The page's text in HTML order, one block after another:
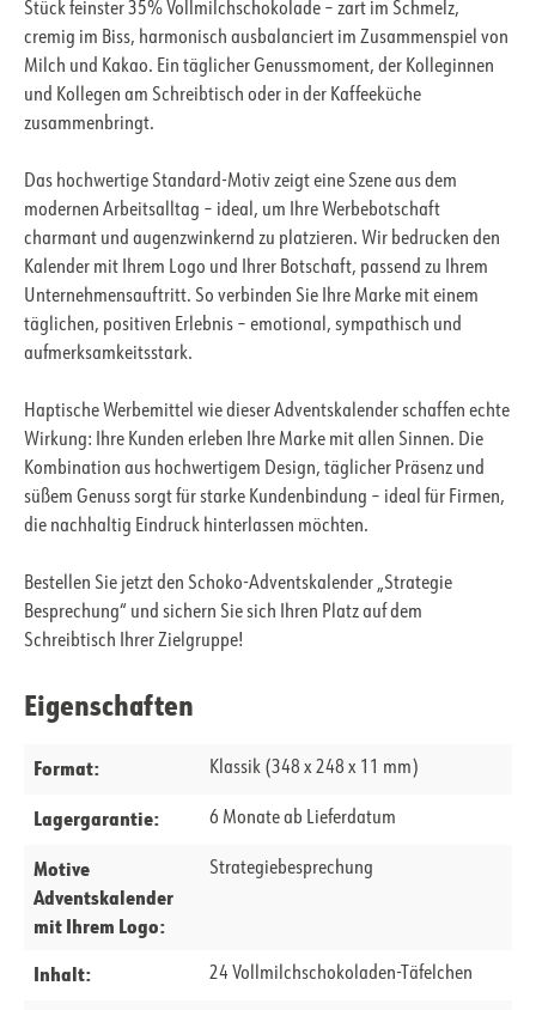
Stück feinster 35% Vollmilchschokolade – zart im Schmelz,
cremig im Biss, harmonisch ausbalanciert im Zusammenspiel von
Milch und Kakao. Ein täglicher Genussmoment, der Kolleginnen
und Kollegen am Schreibtisch oder in der Kaffeeküche
zusammenbringt.
Das hochwertige Standard-Motiv zeigt eine Szene aus dem
modernen Arbeitsalltag – ideal, um Ihre Werbebotschaft
charmant und augenzwinkernd zu platzieren. Wir bedrucken den
Kalender mit Ihrem Logo und Ihrer Botschaft, passend zu Ihrem
Unternehmensauftritt. So verbinden Sie Ihre Marke mit einem
täglichen, positiven Erlebnis – emotional, sympathisch und
aufmerksamkeitsstark.
Haptische Werbemittel wie dieser Adventskalender schaffen echte
Wirkung: Ihre Kunden erleben Ihre Marke mit allen Sinnen. Die
Kombination aus hochwertigem Design, täglicher Präsenz und
süßem Genuss sorgt für starke Kundenbindung – ideal für Firmen,
die nachhaltig Eindruck hinterlassen möchten.
Bestellen Sie jetzt den Schoko-Adventskalender „Strategie
Besprechung“ und sichern Sie sich Ihren Platz auf dem
Schreibtisch Ihrer Zielgruppe!
Eigenschaften
Format: Klassik (348 x 248 x 11 mm)
Lagergarantie: 6 Monate ab Lieferdatum
Motive
Adventskalender
mit Ihrem Logo:
Strategiebesprechung
Inhalt: 24 Vollmilchschokoladen-Täfelchen